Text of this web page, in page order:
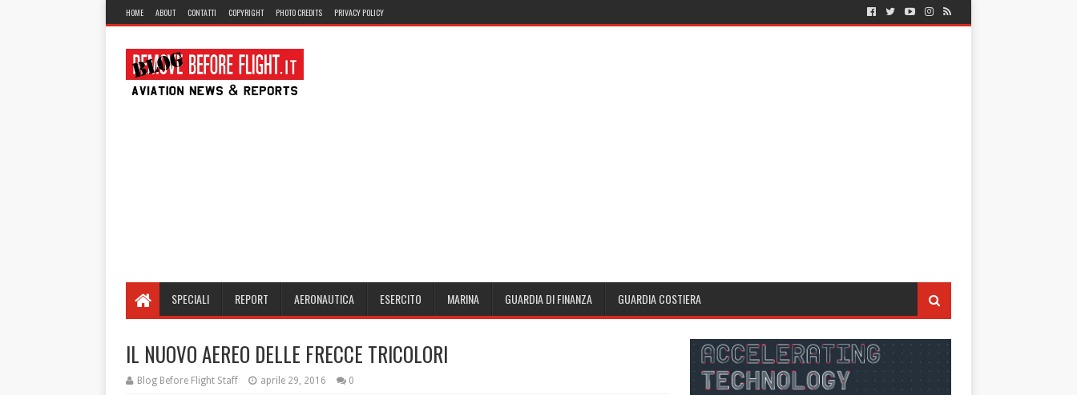
HOME ABOUT CONTATTI COPYRIGHT PHOTO CREDITS PRIVACY POLICY
SPECIALI REPORT AERONAUTICA ESERCITO MARINA GUARDIA DI FINANZA GUARDIA COSTIERA
IL NUOVO AEREO DELLE FRECCE TRICOLORI
Blog Before Flight Staff aprile 29, 2016 0